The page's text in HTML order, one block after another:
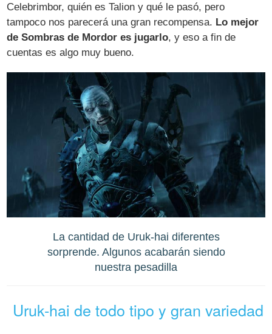
Celebrimbor, quién es Talion y qué le pasó, pero
tampoco nos parecerá una gran recompensa. Lo mejor
de Sombras de Mordor es jugarlo, y eso a fin de
cuentas es algo muy bueno.
La cantidad de Uruk-hai diferentes
sorprende. Algunos acabarán siendo
nuestra pesadilla
Uruk-hai de todo tipo y gran variedad